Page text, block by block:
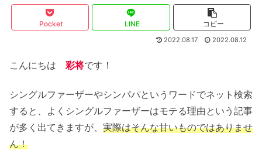
Pocket LINE コピー
2022.08.17 2022.08.12
こんにちは 彩将です！
シングルファーザーやシンパパというワードでネット検索
すると、よくシングルファーザーはモテる理由という記事
が多く出てきますが、 実際はそんな甘いものではありませ
ん！